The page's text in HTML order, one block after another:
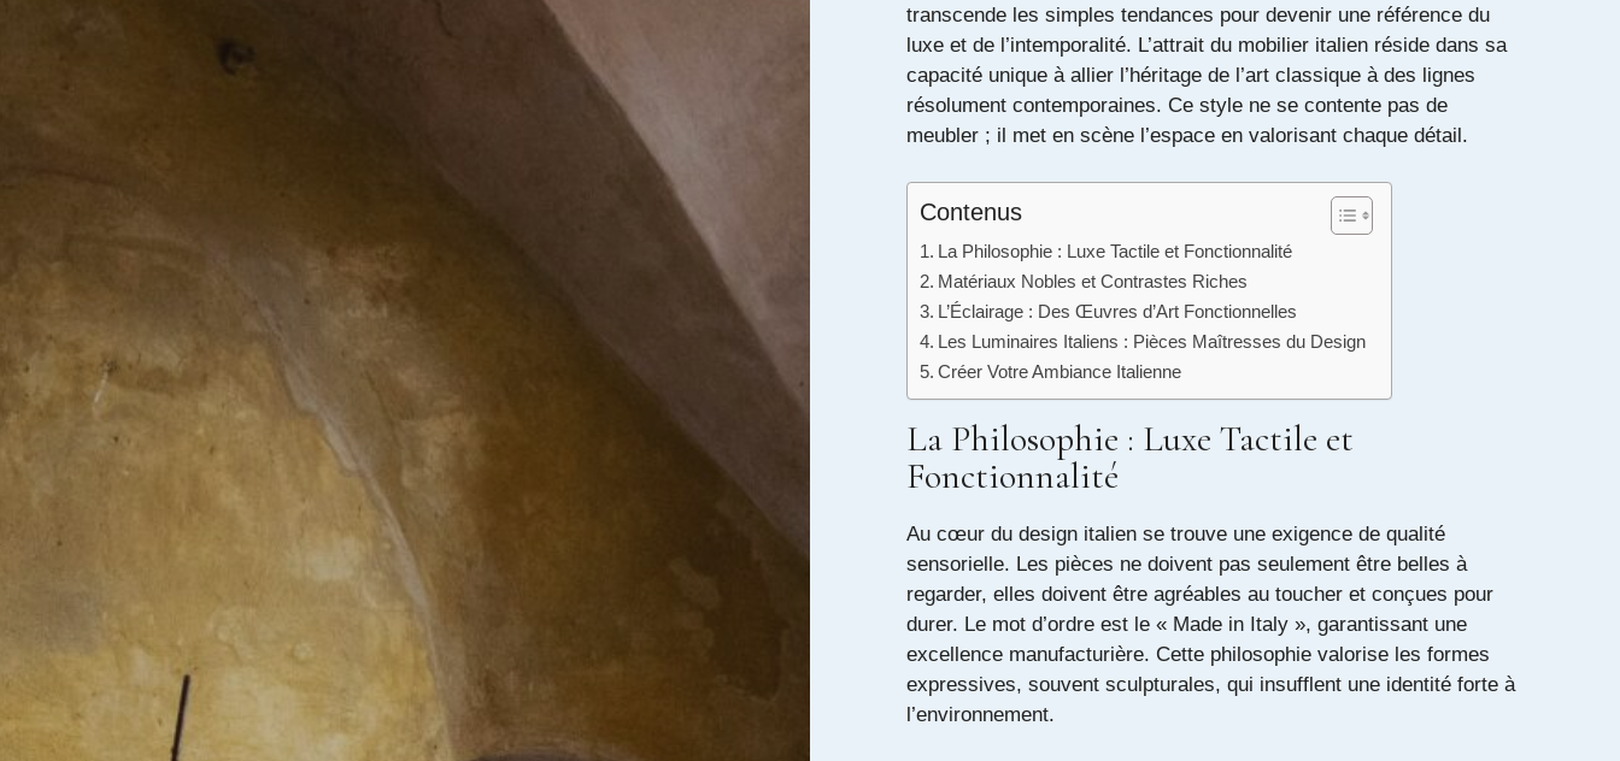
transcende les simples tendances pour devenir une référence du
luxe et de l’intemporalité. L’attrait du mobilier italien réside dans sa
capacité unique à allier l’héritage de l’art classique à des lignes
résolument contemporaines. Ce style ne se contente pas de
meubler ; il met en scène l’espace en valorisant chaque détail.
Contenus
La Philosophie : Luxe Tactile et Fonctionnalité
Matériaux Nobles et Contrastes Riches
L’Éclairage : Des Œuvres d’Art Fonctionnelles
Les Luminaires Italiens : Pièces Maîtresses du Design
Créer Votre Ambiance Italienne
La Philosophie : Luxe Tactile et
Fonctionnalité
Au cœur du design italien se trouve une exigence de qualité
sensorielle. Les pièces ne doivent pas seulement être belles à
regarder, elles doivent être agréables au toucher et conçues pour
durer. Le mot d’ordre est le « Made in Italy », garantissant une
excellence manufacturière. Cette philosophie valorise les formes
expressives, souvent sculpturales, qui insufflent une identité forte à
l’environnement.